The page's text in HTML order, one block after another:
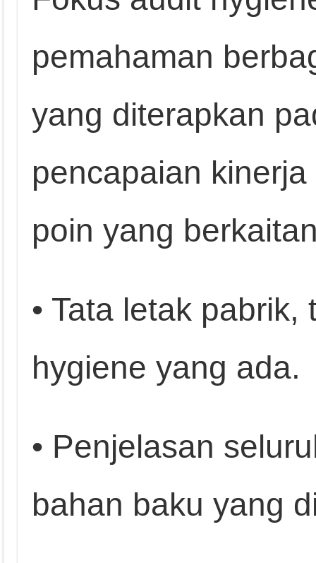
pemahaman
yang diterapkan
pencapaian
poin yang
• Tata letak
hygiene yang ada.
• Penjelasan
bahan baku yang